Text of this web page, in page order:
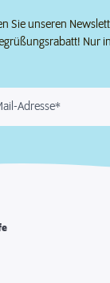
Sie unseren
Nur
Adresse*